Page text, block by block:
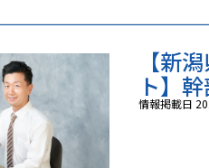
【新
ト】
情報掲載日